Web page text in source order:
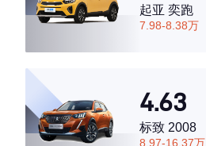
起亚 奕跑
7.98-8.38万
4.63
标致 2008
8.97-16.37万